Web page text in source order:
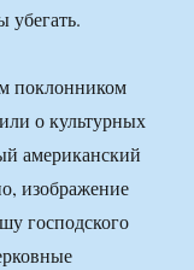
поклонником
о культурных
американский
изображение
господского